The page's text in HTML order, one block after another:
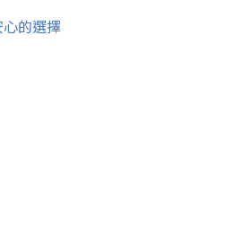
的選擇